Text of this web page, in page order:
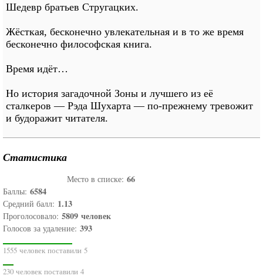
Шедевр братьев Стругацких.
Жёсткая, бесконечно увлекательная и в то же время
бесконечно философская книга.
Время идёт…
Но история загадочной Зоны и лучшего из её
сталкеров — Рэда Шухарта — по-прежнему тревожит
и будоражит читателя.
Статистика
Место в списке: 66
Баллы: 6584
Средний балл: 1.13
Проголосовало: 5809 человек
Голосов за удаление: 393
1555 человек поставили 5
230 человек поставили 4